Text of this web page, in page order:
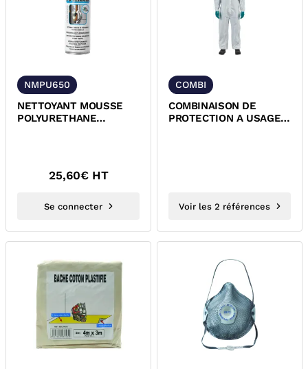
NMPU650
NETTOYANT MOUSSE
POLYURETHANE
25,60€ HT
Se connecter
COMBI
COMBINAISON DE
PROTECTION A USAGE
Voir les 2 références